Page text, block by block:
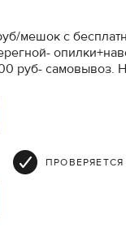
мешок с
руб-